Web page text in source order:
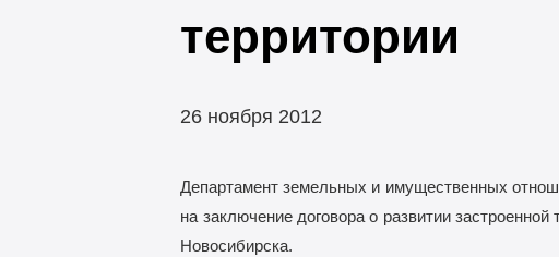
территории
26 ноября 2012
Департамент земельных и имущественных
на заключение договора о развитии застроенной
Новосибирска.